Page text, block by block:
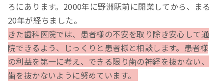
ろにあります。2000年に野洲駅前に開業してから、まる
20年が経ちました。
きた歯科医院では、患者様の不安を取り除き安心して通
院できるよう、じっくりと患者様と相談します。患者様
の利益を第一に考え、できる限り歯の神経を抜かない、
歯を抜かないように努めています。